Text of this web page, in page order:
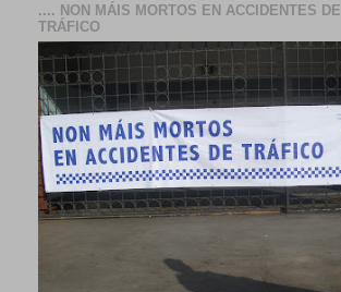
.... NON MÁIS MORTOS EN ACCIDENTES DE
TRÁFICO